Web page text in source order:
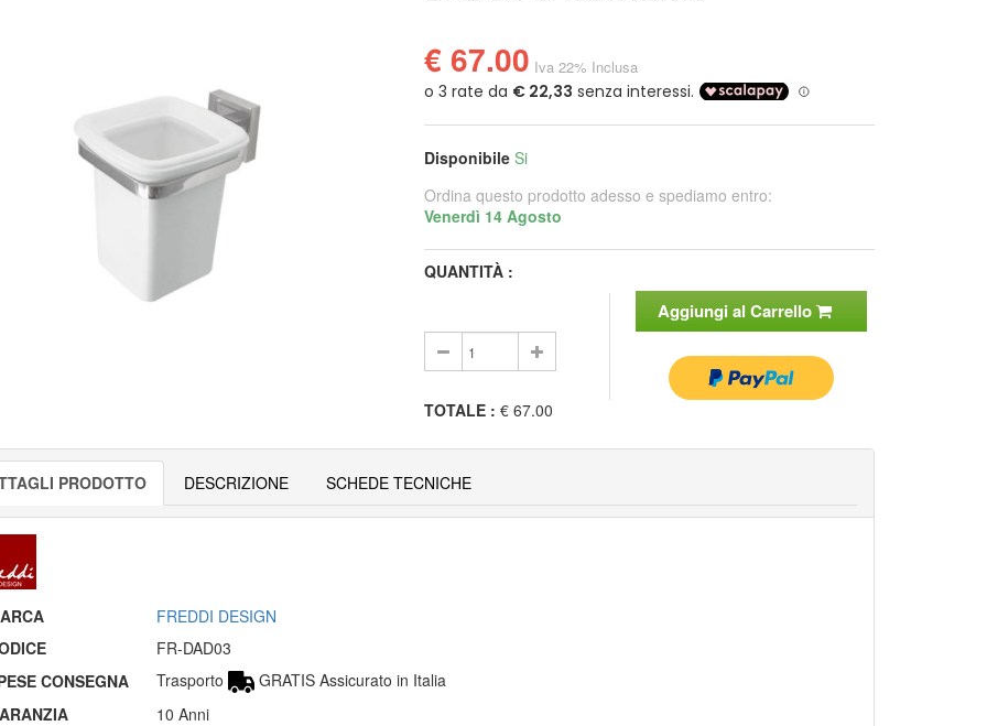
€ 67.00 Iva 22% Inclusa
Disponibile Si
Ordina questo prodotto adesso e spediamo entro:
Venerdì 14 Agosto
QUANTITÀ :
Aggiungi al Carrello
TOTALE : € 67.00
PRODOTTO DESCRIZIONE SCHEDE TECNICHE
FREDDI DESIGN
FR-DAD03
CONSEGNA
Trasporto
GRATIS Assicurato in Italia
10 Anni